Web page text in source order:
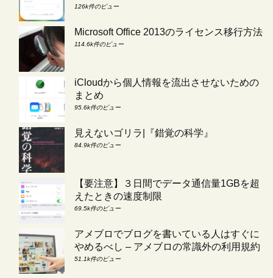
126k件のビュー
Microsoft Office 2013のライセンス移行方法
114.6k件のビュー
iCloudから個人情報を流出させないための
まとめ
95.6k件のビュー
見えないゴリラ|『錯覚の科学』
84.9k件のビュー
【要注意】３日間でデータ通信量1GBを超
えたときの速度制限
69.5k件のビュー
アメブロでブログを書いている人はすぐに
やめるべし – アメブロの常識外の利用規約
51.1k件のビュー